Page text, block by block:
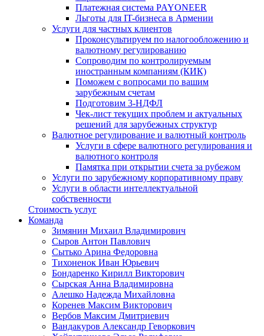
Платежная система PAYONEER
Льготы для IT-бизнеса в Армении
Услуги для частных клиентов
Проконсультируем по налогообложению и
валютному регулированию
Сопроводим по контролируемым
иностранным компаниям (КИК)
Поможем с вопросами по вашим
зарубежным счетам
Подготовим 3-НДФЛ
Чек-лист текущих проблем и актуальных
решений для зарубежных структур
Валютное регулирование и валютный контроль
Услуги в сфере валютного регулирования и
валютного контроля
Памятка при открытии счета за рубежом
Услуги по зарубежному корпоративному праву
Услуги в области интеллектуальной
собственности
Стоимость услуг
Команда
Зимянин Михаил Владимирович
Сыров Антон Павлович
Сытько Арина Федоровна
Тихоненок Иван Юрьевич
Бондаренко Кирилл Викторович
Сырская Анна Владимировна
Алешко Надежда Михайловна
Коренев Максим Викторович
Вербов Максим Дмитриевич
Вандакуров Александр Геворкович